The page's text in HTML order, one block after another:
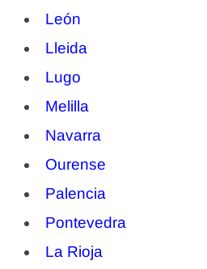
León
Lleida
Lugo
Melilla
Navarra
Ourense
Palencia
Pontevedra
La Rioja